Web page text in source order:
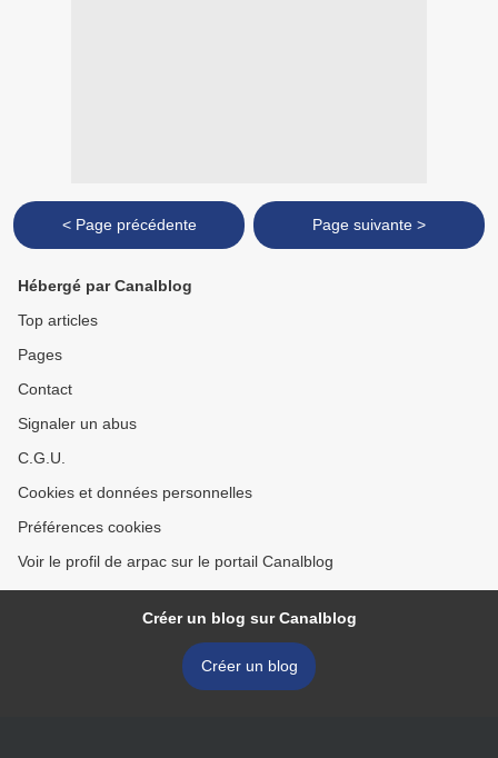
< Page précédente Page suivante >
Hébergé par Canalblog
Top articles
Pages
Contact
Signaler un abus
C.G.U.
Cookies et données personnelles
Préférences cookies
Voir le profil de arpac sur le portail Canalblog
Créer un blog sur Canalblog
Créer un blog